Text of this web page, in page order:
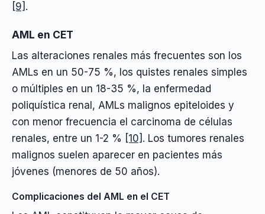
[9] .
AML en CET
Las alteraciones renales más frecuentes son los
AMLs en un 50-75 %, los quistes renales simples
o múltiples en un 18-35 %, la enfermedad
poliquística renal, AMLs malignos epiteloides y
con menor frecuencia el carcinoma de células
renales, entre un 1-2 % [10] . Los tumores renales
malignos suelen aparecer en pacientes más
jóvenes (menores de 50 años).
Complicaciones del AML en el CET